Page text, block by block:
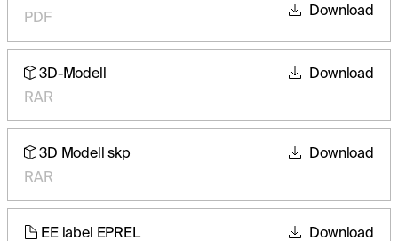
PDF Download
3D-Modell
RAR
Download
3D Modell skp
RAR
Download
EE label EPREL
Download